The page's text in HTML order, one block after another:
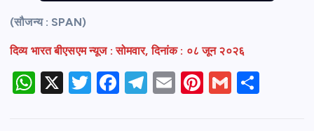
(सौजन्य : SPAN)
दिव्य भारत बीएसएम न्यूज : सोमवार, दिनांक : ०८ जून २०२६
W X
T
F
T
E
Pi G